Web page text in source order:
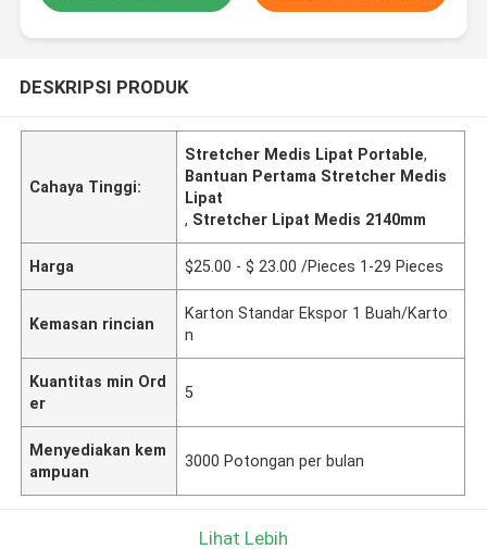
DESKRIPSI PRODUK
Cahaya Tinggi:
Stretcher Medis Lipat Portable,
Bantuan Pertama Stretcher Medis
Lipat
, Stretcher Lipat Medis 2140mm
Harga $25.00 - $ 23.00 /Pieces 1-29 Pieces
Kemasan rincian
Karton Standar Ekspor 1 Buah/Karto
n
Kuantitas min Ord
er
5
Menyediakan kem
ampuan
3000 Potongan per bulan
Lihat Lebih